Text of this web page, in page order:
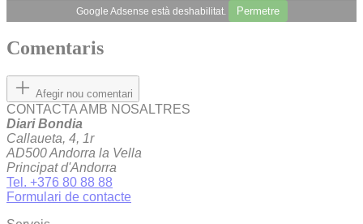
Google Adsense està deshabilitat. Permetre
Comentaris
Afegir nou comentari
CONTACTA AMB NOSALTRES
Diari Bondia
Callaueta, 4, 1r
AD500 Andorra la Vella
Principat d'Andorra
Tel. +376 80 88 88
Formulari de contacte